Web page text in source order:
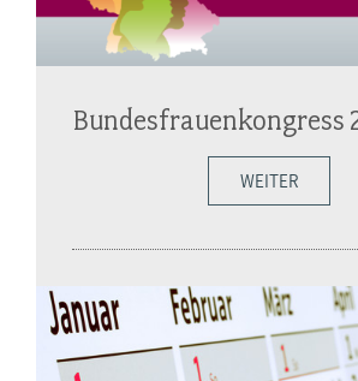
Bundesfrauenkongress
WEITER